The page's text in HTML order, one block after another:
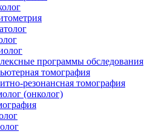
программы обследования
томография
резонансная томография
(онколог)